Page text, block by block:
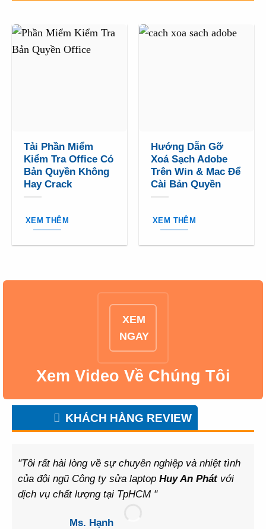
Tải Phần Miểm
Kiểm Tra Office Có
Bản Quyền Không
Hay Crack
XEM THÊM
Hướng Dẫn Gỡ
Xoá Sạch Adobe
Trên Win & Mac Để
Cài Bản Quyền
XEM THÊM
XEM
NGAY
Xem Video Về Chúng Tôi
KHÁCH HÀNG REVIEW
"Tôi rất hài lòng về sự chuyên nghiệp và nhiệt tình
của đội ngũ Công ty sửa laptop Huy An Phátvới
dịch vụ chất lượng tại TpHCM "
Ms. Hạnh